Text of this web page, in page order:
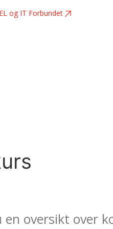
EL og IT Forbundet
en oversikt over